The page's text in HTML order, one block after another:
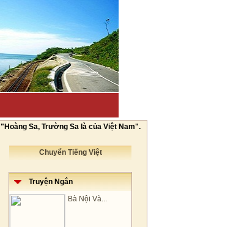
"Hoàng Sa, Trường Sa là của Việt Nam".
Chuyển Tiếng Việt
Truyện Ngắn
Bà Nội Và...